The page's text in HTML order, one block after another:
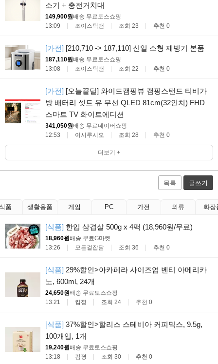
소기 + 충전거치대
149,900원배송 무료 토스쇼핑
13:09
조이스틱맨 조회 23 추천 0
[가전] [210,710 -> 187,110] 신일 소형 제빙기 본품
187,110원배송 무료 토스쇼핑
13:08
조이스틱맨 조회 22 추천 0
[가전] [오늘끝딜] 와이드캠핑뷰 캠핑스탠드 티비가
방 배터리 셋트 유 무선 QLED 81cm(32인치) FHD
스마트 TV 화이트에디션
341,050원배송 무료네이버쇼핑
12:53
이시루시오 조회 28 추천 0
더보기 +
목록 글쓰기
품 생활용품 게임 PC 가전 의류 화장
[식품] 한입 삼겹살 500g x 4팩 (18,960원/무료)
18,960원배송 무료G마켓
13:26
모든걸잡담 조회 36 추천 0
[식품] 29%할인>아카페라 사이즈업 벤티 아메리카
노, 600ml, 24개
24,650원배송 무료 토스쇼핑
13:21
킴졍 조회 24 추천 0
[식품] 37%할인>할리스 스테비아 커피믹스, 9.5g,
100개입, 1개
19,240원배송 무료 토스쇼핑
13:18
킴졍 조회 30 추천 0